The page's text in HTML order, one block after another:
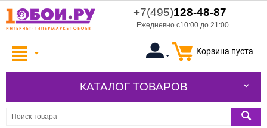
+7(495)128-48-87
Ежедневно с10:00 до 21:00
Корзина пуста
КАТАЛОГ ТОВАРОВ